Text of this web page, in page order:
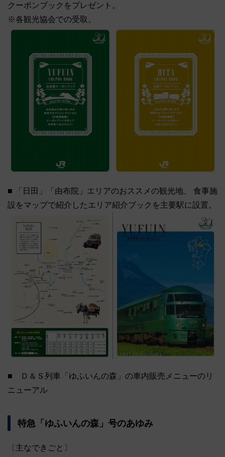
クーポンブックをプレゼント。
※各観光協会での受取。
■ 「日田」「由布院」エリアのおススメの観光地、 食事施
設をマップで紹介したエリア紹介ブックを主要駅に設置。
■ Ｄ＆Ｓ列車「ゆふいんの森」の車内販売メニューのリ
ニューアル
特急「ゆふいんの森」号のあゆみ
〔主なできごと〕